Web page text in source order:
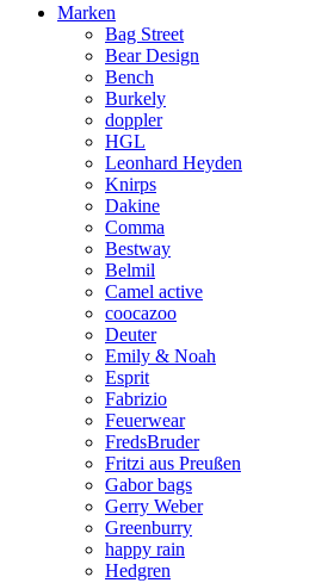
Marken
Bag Street
Bear Design
Bench
Burkely
doppler
HGL
Leonhard Heyden
Knirps
Dakine
Comma
Bestway
Belmil
Camel active
coocazoo
Deuter
Emily & Noah
Esprit
Fabrizio
Feuerwear
FredsBruder
Fritzi aus Preußen
Gabor bags
Gerry Weber
Greenburry
happy rain
Hedgren